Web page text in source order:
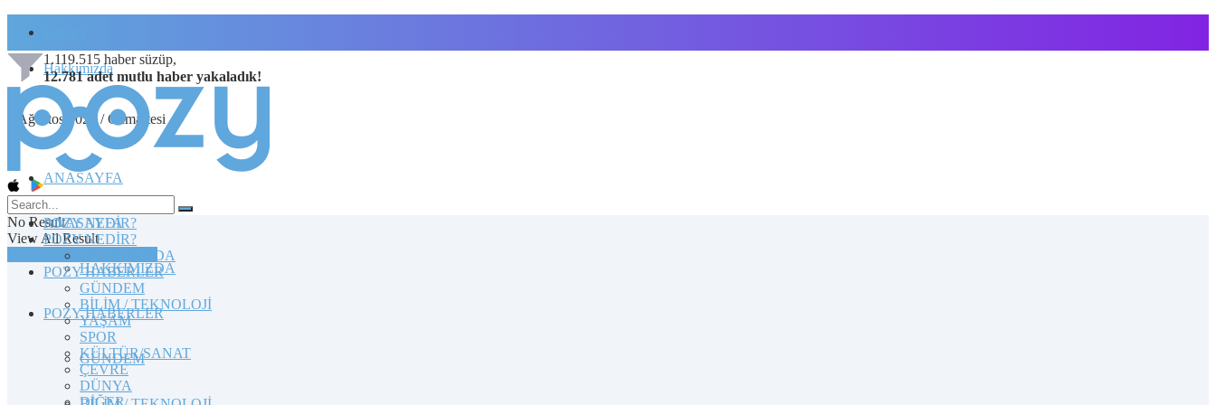
Hakkımızda
8 Ağustos 2026 / Cumartesi
1.119.515 haber süzüp,
12.781 adet mutlu haber yakaladık!
No Result
View All Result
TOPLULUĞA KATILIN
ANASAYFA
POZY NEDİR?
HAKKIMIZDA
POZY HABERLER
GÜNDEM
ANASAYFA
POZY NEDİR?
HAKKIMIZDA
POZY HABERLER
GÜNDEM
BİLİM / TEKNOLOJİ
YAŞAM
SPOR
KÜLTÜR/SANAT
ÇEVRE
DÜNYA
DİĞER